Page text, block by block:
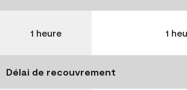
1 heure 1
Délai de recouvrement